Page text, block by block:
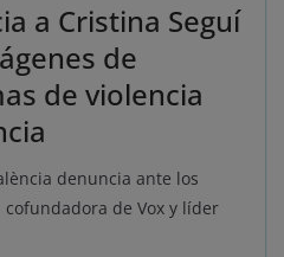
a Cristina Seguí
de
de violencia
denuncia ante los
de Vox y líder